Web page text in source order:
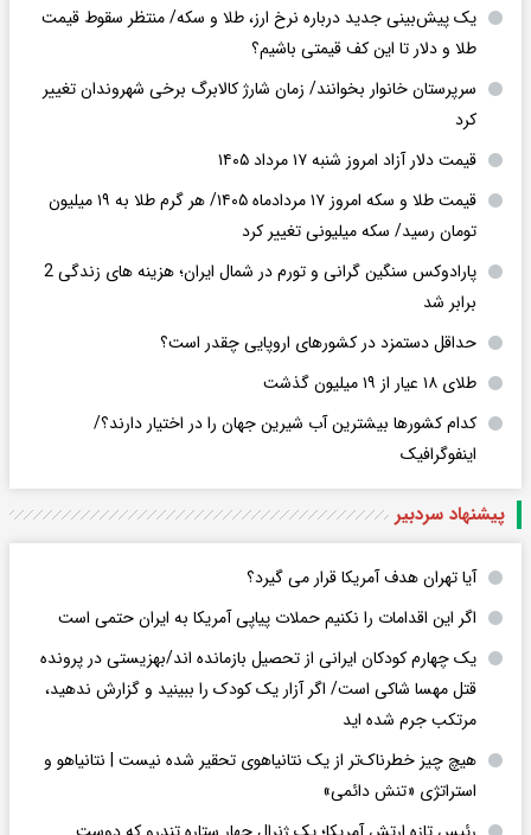
یک پیش‌بینی جدید درباره نرخ ارز، طلا و سکه/ منتظر سقوط قیمت
طلا و دلار تا این کف قیمتی باشیم؟
سرپرستان خانوار بخوانند/ زمان شارژ کالابرگ برخی شهروندان تغییر
کرد
قیمت دلار آزاد امروز شنبه ۱۷ مرداد ۱۴۰۵
قیمت طلا و سکه امروز ۱۷ مردادماه ۱۴۰۵/ هر گرم طلا به ۱۹ میلیون
تومان رسید/ سکه میلیونی تغییر کرد
پارادوکس سنگین گرانی و تورم در شمال ایران؛ هزینه های زندگی 2
برابر ‌شد
حداقل دستمزد در کشورهای اروپایی چقدر است؟
طلای ۱۸ عیار از ۱۹ میلیون گذشت
کدام کشورها بیشترین آب شیرین جهان را در اختیار دارند؟/
اینفوگرافیک
پیشنهاد سردبیر
آیا تهران هدف آمریکا قرار می گیرد؟
اگر این اقدامات را نکنیم حملات پیاپی آمریکا به ایران حتمی است
یک چهارم کودکان ایرانی از تحصیل بازمانده اند/بهزیستی در پرونده
قتل مهسا شاکی است/ اگر آزار یک کودک را ببینید و گزارش ندهید،
مرتکب جرم شده اید
هیچ چیز خطرناک‌تر از یک نتانیاهوی تحقیر شده نیست | نتانیاهو و
استراتژی «تنش دائمی»